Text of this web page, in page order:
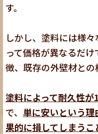
す。
しかし、塗料には様
って価格が異なるだ
徴、既存の外壁材との
塗料によって耐久性が
で、 単に安いという
果的に損してしまうこ